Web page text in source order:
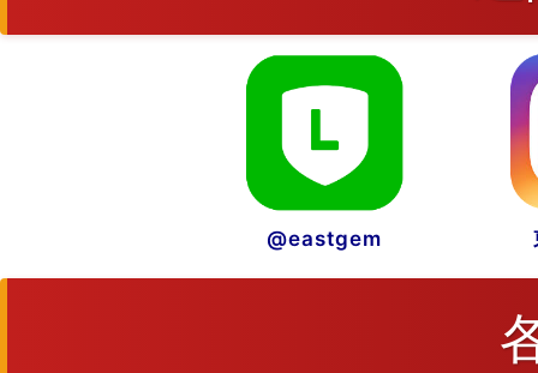
@eastgem